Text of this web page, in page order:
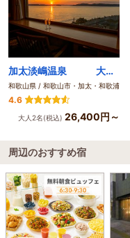
加太淡嶋温泉 大阪屋 ひいなの湯
和歌山県 / 和歌山市・加太・和歌浦
4.6
大人2名(税込) 26,400円～
周辺のおすすめ宿